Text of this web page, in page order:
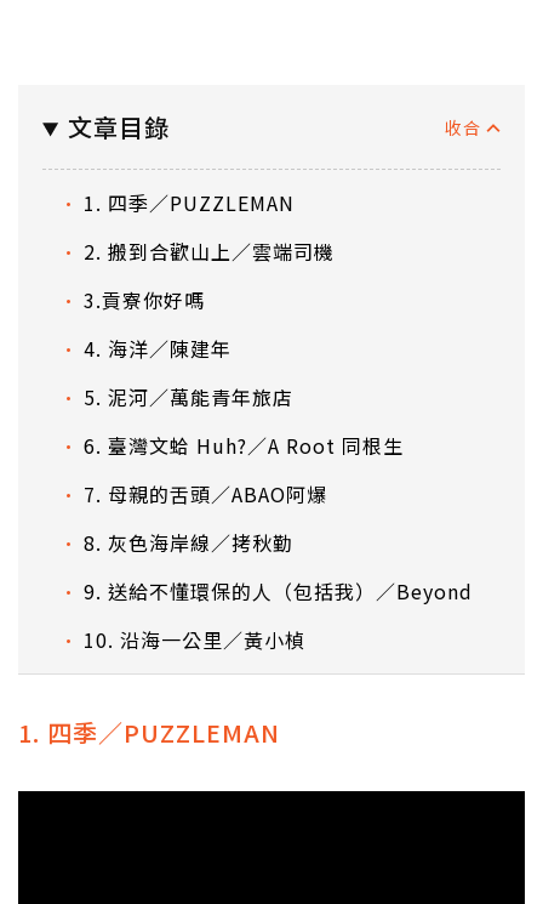
文章目錄
1. 四季／PUZZLEMAN
2. 搬到合歡山上／雲端司機
3.貢寮你好嗎
4. 海洋／陳建年
5. 泥河／萬能青年旅店
6. 臺灣文蛤 Huh?／A Root 同根生
7. 母親的舌頭／ABAO阿爆
8. 灰色海岸線／拷秋勤
9. 送給不懂環保的人（包括我）／Beyond
10. 沿海一公里／黃小楨
1. 四季／PUZZLEMAN